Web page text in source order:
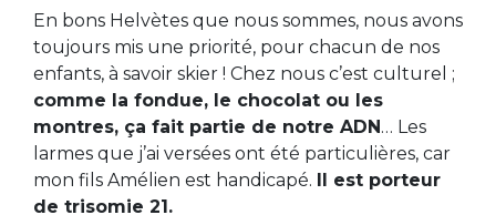
En bons Helvètes que nous sommes, nous avons
toujours mis une priorité, pour chacun de nos
enfants, à savoir skier ! Chez nous c’est culturel ;
comme la fondue, le chocolat ou les
montres, ça fait partie de notre ADN… Les
larmes que j’ai versées ont été particulières, car
mon fils Amélien est handicapé. Il est porteur
de trisomie 21.